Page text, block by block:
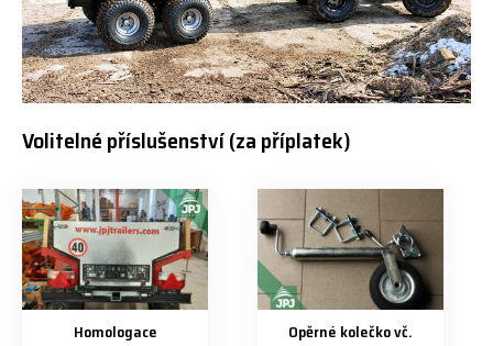
Volitelné příslušenství (za příplatek)
Homologace
Opěrné kolečko vč.